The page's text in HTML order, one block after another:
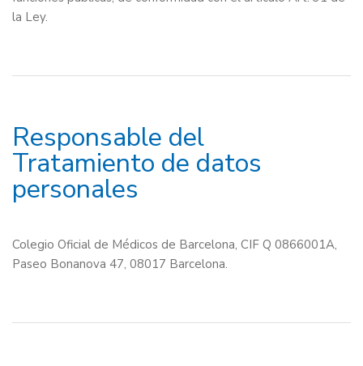
la Ley.
Responsable del
Tratamiento de datos
personales
Colegio Oficial de Médicos de Barcelona, CIF Q 0866001A,
Paseo Bonanova 47, 08017 Barcelona.